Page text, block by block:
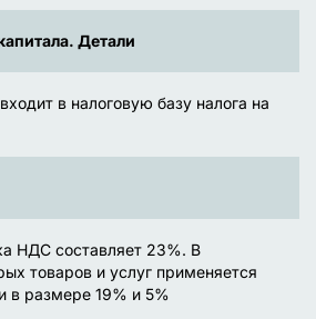
Детали
в налоговую базу налога на
НДС составляет 23%. В
товаров и услуг применяется
в размере 19% и 5%